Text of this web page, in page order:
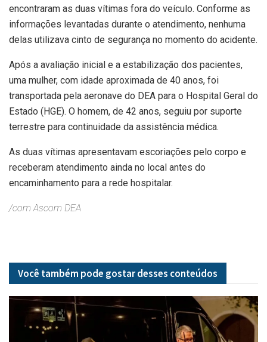
encontraram as duas vítimas fora do veículo. Conforme as
informações levantadas durante o atendimento, nenhuma
delas utilizava cinto de segurança no momento do acidente.
Após a avaliação inicial e a estabilização dos pacientes,
uma mulher, com idade aproximada de 40 anos, foi
transportada pela aeronave do DEA para o Hospital Geral do
Estado (HGE). O homem, de 42 anos, seguiu por suporte
terrestre para continuidade da assistência médica.
As duas vítimas apresentavam escoriações pelo corpo e
receberam atendimento ainda no local antes do
encaminhamento para a rede hospitalar.
/com Ascom DEA
Você também pode gostar desses conteúdos